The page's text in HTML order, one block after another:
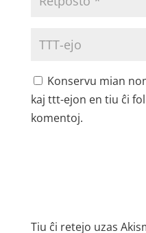
Konservu mian
kaj ttt-ejon en tiu ĉi
komentoj.
Tiu ĉi retejo uzas